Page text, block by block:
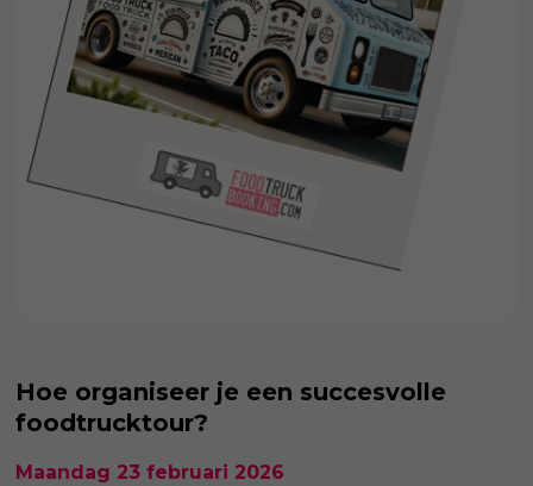
Hoe organiseer je een succesvolle
foodtrucktour?
Maandag 23 februari 2026